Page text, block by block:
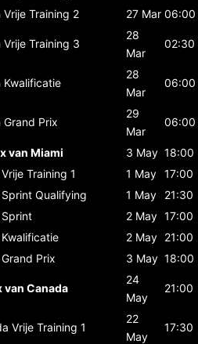
Vrije Training 2 27 Mar 06:00
Vrije Training 3
28
Mar
02:30
Kwalificatie
28
Mar
06:00
Grand Prix
29
Mar
06:00
van Miami 3 May 18:00
Vrije Training 1 1 May 17:00
Sprint Qualifying 1 May
21:30
Sprint 2 May 17:00
Kwalificatie 2 May 21:00
Grand Prix 3 May 18:00
van Canada
24
May
21:00
Vrije Training 1
22
May
17:30